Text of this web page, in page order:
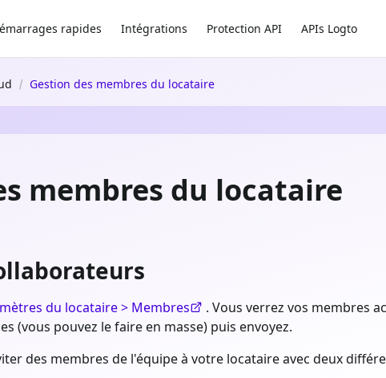
rapides Intégrations Protection API APIs Logto
Gestion des membres du locataire
membres du locataire
du locataire > Membres
. Vous verrez vos membres
(vous pouvez le faire en masse) puis envoyez.
des membres de l'équipe à votre locataire avec deux